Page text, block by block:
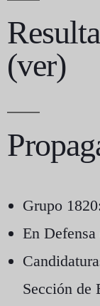
(ver)
Grupo 1820
En
Sección de